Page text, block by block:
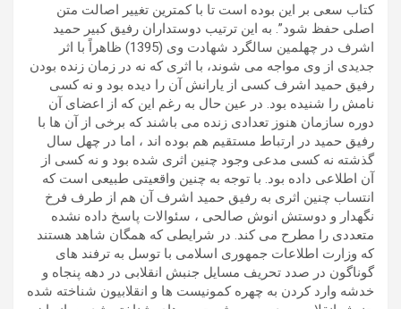
کتاب سعی بر این بوده است تا با کمترین تغییر اصالت متن
اصلی حفظ شود”. به این ترتیب دوستداران رفیق کبیر حمید
اشرف در چهلمین سالگرد شهادت وی (1395) ظاهراً با اثر
جدیدی از وی مواجه می شوند، با اثری که نه در زمان زنده بودن
رفیق حمید اشرف کسی از یارانش آن را دیده بود و نه کسی
نامش را شنیده بود. در عین حال به رغم این که از اعضای آن
دوره سازمان هنوز تعدادی زنده می باشند که برخی از آن ها با
رفیق حمید در ارتباط مستقیم هم بوده اند ، اما در چهل سال
گذشته نه کسی مدعی وجود چنین اثری شده بود و نه کسی از
آن اطلاعی داده بود. با توجه به چنین واقعیتی طبیعی است که
انتساب چنین اثری به رفیق حمید اشرف آن هم از طرف فرخ
نگهدار و دوستش انوش صالحی ، سئوالات پاسخ داده نشده
متعددی را مطرح می کند. در شرایطی که همگان شاهد هستند
که وزارت اطلاعات جمهوری اسلامی با توسل به ترفند های
گوناگون در صدد تحریف مسایل جنبش انقلابی در دهه پنجاه و
خدشه وارد کردن به چهره کمونیست ها و انقلابیون شناخته شده